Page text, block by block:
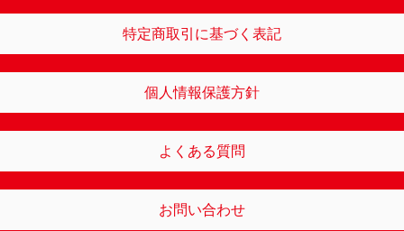
特定商取引に基づく表記
個人情報保護方針
よくある質問
お問い合わせ